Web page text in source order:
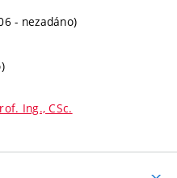
- nezadáno)
Ing., CSc.